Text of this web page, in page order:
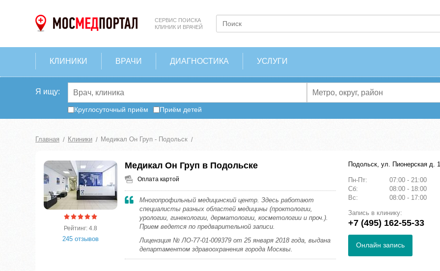
СЕРВИС ПОИСКА
КЛИНИК И ВРАЧЕЙ
КЛИНИКИ ВРАЧИ ДИАГНОСТИКА УСЛУГИ
Я ищу:
Круглосуточный приём Приём детей
Главная Клиники Медикал Он Груп - Подольск
Рейтинг: 4.8
245 отзывов
Медикал Он Груп в Подольске
Оплата картой
Многопрофильный медицинский центр. Здесь работают
специалисты разных областей медицины (проктологии,
урологии, гинекологии, дерматологии, косметологии и проч.).
Прием ведется по предварительной записи.
Лицензция № ЛО-77-01-009379 от 25 января 2018 года, выдана
департаментом здравоохранения города Москвы.
Подольск, ул. Пионерская д.
Пн-Пт:
07:00 - 21:00
Сб:
08:00 - 18:00
Вс:
08:00 - 17:00
Запись в клинику:
+7 (495) 162-55-33
Онлайн запись